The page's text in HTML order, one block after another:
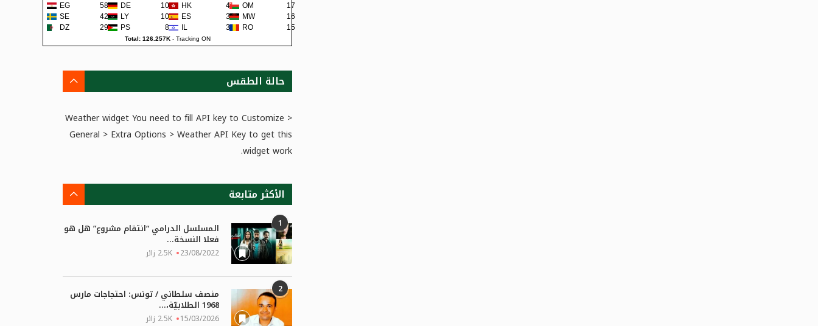
EG
581 DE 108 HK 42 OM
17
SE
422 LY 105 ES 38 MW
16
DZ
298 PS 80 IL 36 RO 15
Total: 126.257K- Tracking ON
حالة الطقس
Weather widgetYou need to fill API key to Customize >
General > Extra Options > Weather API Key to get this
widget work.
الأكثر متابعة
1 المسلسل الدرامي “انتقام مشروع” هل هو
فعلا النسخة...
23/08/2022 2.5K زائر
2 منصف سلطاني / تونس: احتجاجات مارس
1968 الطلابيّة،...
15/03/2026 2.5K زائر